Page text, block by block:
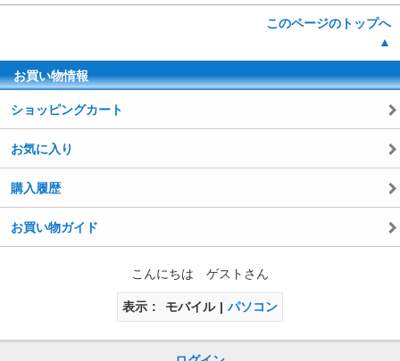
このページのトップへ
▲
お買い物情報
ショッピングカート
お気に入り
購入履歴
お買い物ガイド
こんにちは ゲストさん
表示 モバイル パソコン